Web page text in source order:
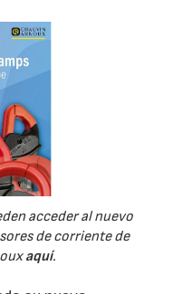
acceder al nuevo
de corriente de
aquí.